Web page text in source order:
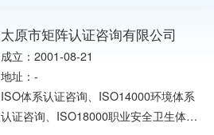
法须经批准的项目外，凭营业执照依法自
主开展经营活动）。
太原市矩阵认证咨询有限公司
成立：2001-08-21
地址：-
ISO体系认证咨询、ISO14000环境体系
认证咨询、ISO18000职业安全卫生体系